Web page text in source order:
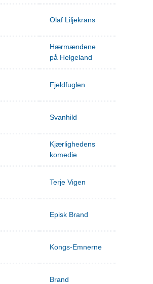
Olaf Liljekrans
Hærmændene
på Helgeland
Fjeldfuglen
Svanhild
Kjærlighedens
komedie
Terje Vigen
Episk Brand
Kongs-Emnerne
Brand